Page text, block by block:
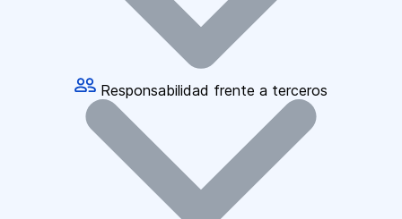
Responsabilidad frente a terceros